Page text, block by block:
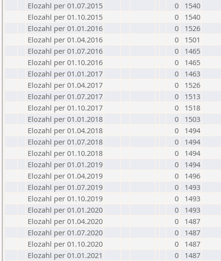
Elozahl per 01.07.2015
0
1540
Elozahl per 01.10.2015
0
1540
Elozahl per 01.01.2016
0
1526
Elozahl per 01.04.2016
0
1501
Elozahl per 01.07.2016
0
1465
Elozahl per 01.10.2016
0
1465
Elozahl per 01.01.2017
0
1463
Elozahl per 01.04.2017
0
1526
Elozahl per 01.07.2017
0
1513
Elozahl per 01.10.2017
0
1518
Elozahl per 01.01.2018
0
1503
Elozahl per 01.04.2018
0
1494
Elozahl per 01.07.2018
0
1494
Elozahl per 01.10.2018
0
1494
Elozahl per 01.01.2019
0
1494
Elozahl per 01.04.2019
0
1496
Elozahl per 01.07.2019
0
1493
Elozahl per 01.10.2019
0
1493
Elozahl per 01.01.2020
0
1493
Elozahl per 01.04.2020
0
1487
Elozahl per 01.07.2020
0
1487
Elozahl per 01.10.2020
0
1487
Elozahl per 01.01.2021
0
1487